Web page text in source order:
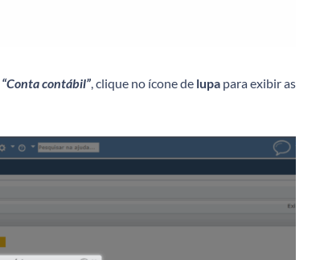
“Conta contábil”, clique no ícone de lupa para exibir as